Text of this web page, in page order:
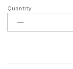
Premium
jednokrevetna
posteljina
lux-
Quantity